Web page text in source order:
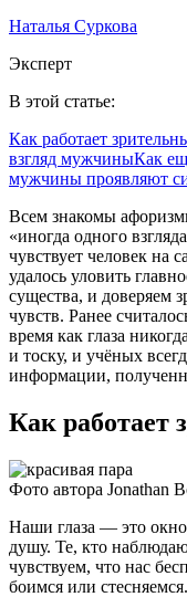
Наталья Суркова
Эксперт
В этой статье:
Как работает
взгляд мужчиныКак
мужчины проявляют
Всем знакомы
«иногда одного
чувствует человек на
удалось уловить
существа, и доверяем
чувств. Ранее
время как глаза
и тоску, и учёных
информации,
Как работает
Фото автора Jonathan
Наши глаза — это
душу. Те, кто
чувствуем, что нас
боимся или стесняемся.